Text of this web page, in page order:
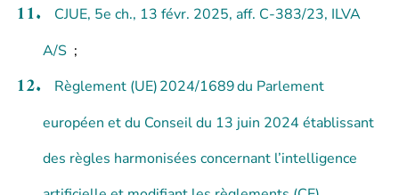
CJUE, 5e ch., 13 févr. 2025, aff. C-383/23, ILVA
A/S ;
Règlement (UE) 2024/1689 du Parlement
européen et du Conseil du 13 juin 2024 établissant
des règles harmonisées concernant l’intelligence